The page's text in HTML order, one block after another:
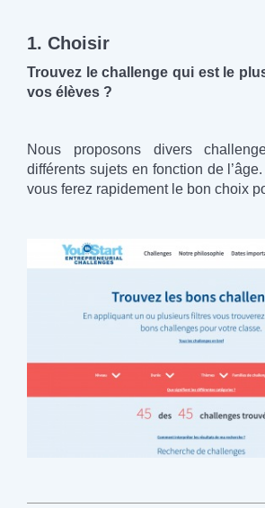
1. Choisir
Trouvez le challenge qui est le
vos élèves ?
Nous proposons divers
différents sujets en fonction de
vous ferez rapidement le bon choix